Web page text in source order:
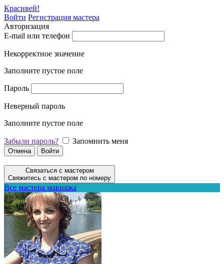
Красивей!
Войти Регистрация мастера
Авторизация
E-mail или телефон
Некорректное значение
Заполните пустое поле
Пароль
Неверный пароль
Заполните пустое поле
Забыли пароль? Запомнить меня
Отмена Войти
Связаться с мастером
Свяжитесь с мастером по номеру
Все мастера макияжа